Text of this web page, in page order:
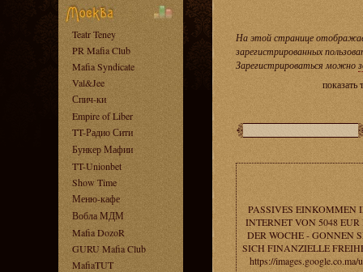
Teatr Teney
PR Mafia Club
Mafia Syndicate
Val&Jee
Спич-ки
Empire of Liber
TT-Радио Сити
Бункер Мафии
TT-Unionbet
Show Time
Меню-кафе
Вобла МДМ
Mafia DozoR
GURU Mafia Club
MafiaTUT
На этой странице
зарегистрированных
Зарегистрироваться можно
показать
PASSIVES EINKOMMEN
INTERNET VON 5048 EUR
DER WOCHE - GONNEN
SICH FINANZIELLE
https://images.google.co.ma/